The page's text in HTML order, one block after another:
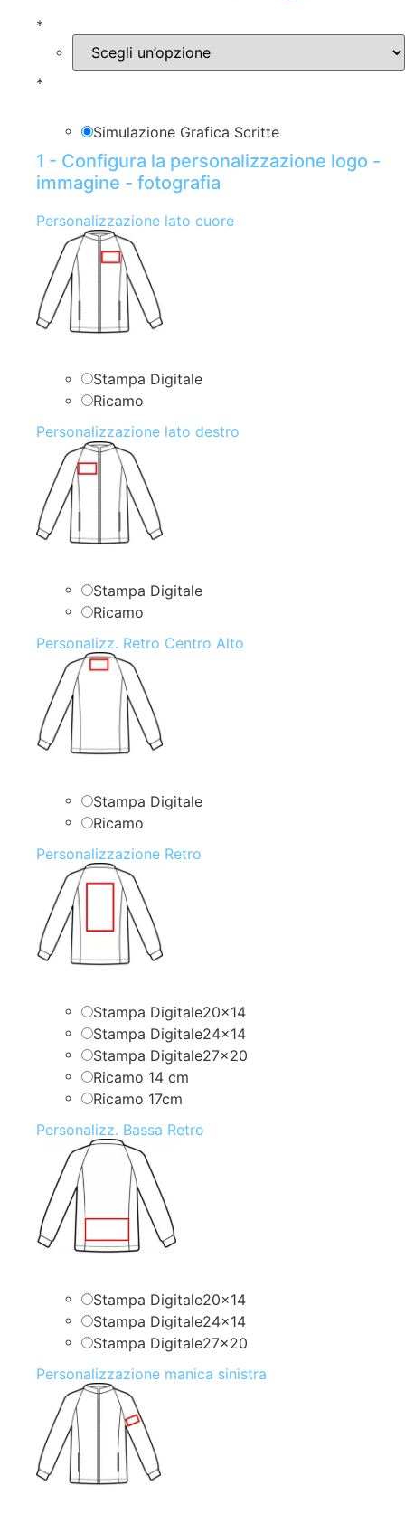
*
*
Simulazione Grafica Scritte
1 - Configura la personalizzazione logo -
immagine - fotografia
Personalizzazione lato cuore
Stampa Digitale
Ricamo
Personalizzazione lato destro
Stampa Digitale
Ricamo
Personalizz. Retro Centro Alto
Stampa Digitale
Ricamo
Personalizzazione Retro
Stampa Digitale20x14
Stampa Digitale24x14
Stampa Digitale27x20
Ricamo 14 cm
Ricamo 17cm
Personalizz. Bassa Retro
Stampa Digitale20x14
Stampa Digitale24x14
Stampa Digitale27x20
Personalizzazione manica sinistra